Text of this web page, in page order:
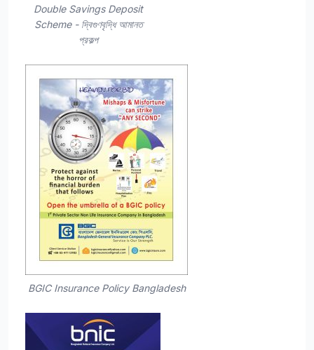
Double Savings Deposit
Scheme - দ্বিগুণবৃদ্ধি আমানত
প্রকল্প
BGIC Insurance Policy Bangladesh